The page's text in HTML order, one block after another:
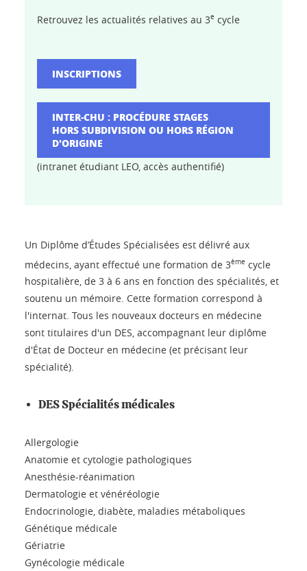
Retrouvez les actualités relatives au 3e cycle
INSCRIPTIONS
INTER-CHU : PROCÉDURE STAGES
HORS SUBDIVISION OU HORS RÉGION
D'ORIGINE
(intranet étudiant LEO, accès authentifié)
Un Diplôme d’Études Spécialisées est délivré aux
médecins, ayant effectué une formation de 3ème cycle
hospitalière, de 3 à 6 ans en fonction des spécialités, et
soutenu un mémoire. Cette formation correspond à
l'internat. Tous les nouveaux docteurs en médecine
sont titulaires d'un DES, accompagnant leur diplôme
d'État de Docteur en médecine (et précisant leur
spécialité).
DES Spécialités médicales
Allergologie
Anatomie et cytologie pathologiques
Anesthésie-réanimation
Dermatologie et vénéréologie
Endocrinologie, diabète, maladies métaboliques
Génétique médicale
Gériatrie
Gynécologie médicale